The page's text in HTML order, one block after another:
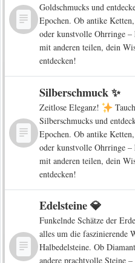
Goldschmucks und
Epochen. Ob antike
oder kunstvolle Ohrringe –
mit anderen teilen, dein
entdecken!
Silberschmuck ✨
Zeitlose Eleganz!
Silberschmucks und
Epochen. Ob antike
oder kunstvolle Ohrringe –
mit anderen teilen, dein
entdecken!
Edelsteine 💎
Funkelnde Schätze der
alles um die faszinierende
Halbedelsteine. Ob
andere prachtvolle Steine